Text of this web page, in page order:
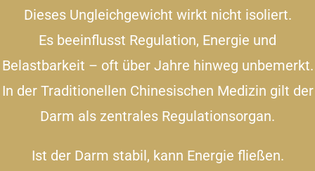
Dieses Ungleichgewicht wirkt nicht isoliert.
Es beeinflusst Regulation, Energie und
Belastbarkeit – oft über Jahre hinweg unbemerkt.
In der Traditionellen Chinesischen Medizin gilt der
Darm als zentrales Regulationsorgan.
Ist der Darm stabil, kann Energie fließen.